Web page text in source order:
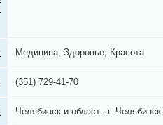
Медицина, Здоровье, Красота
(351) 729-41-70
Челябинск и область г.